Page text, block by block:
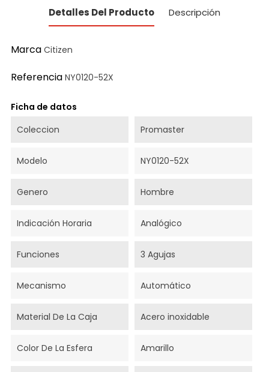
Detalles Del Producto Descripción
Marca Citizen
Referencia NY0120-52X
Ficha de datos
Coleccion
Promaster
Modelo NY0120-52X
Genero Hombre
Indicación Horaria Analógico
Funciones 3 Agujas
Mecanismo Automático
Material De La Caja Acero inoxidable
Color De La Esfera Amarillo